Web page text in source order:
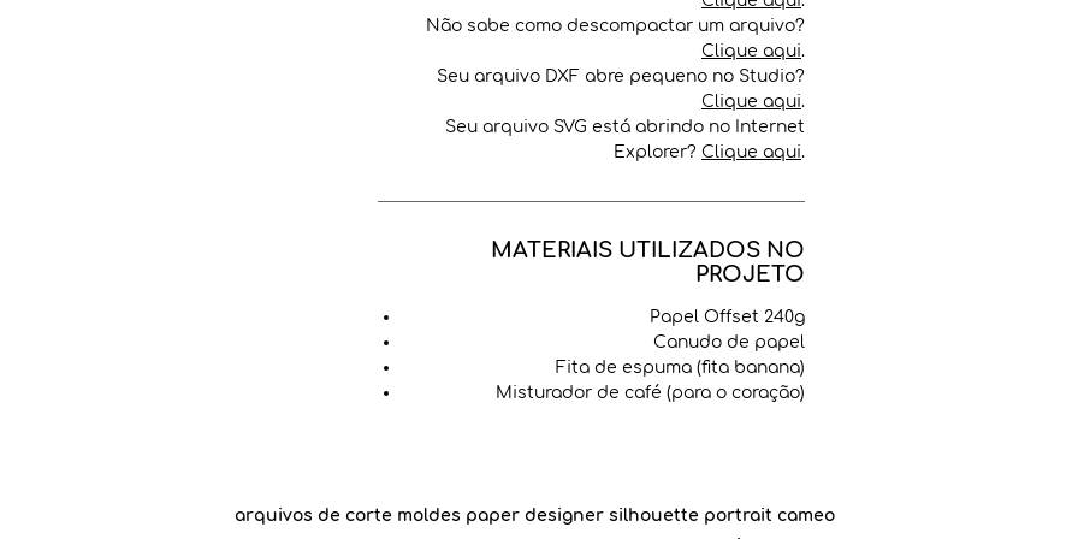
Não sabe como descompactar um arquivo?
Clique aqui.
Seu arquivo DXF abre pequeno no Studio?
Clique aqui.
Seu arquivo SVG está abrindo no Internet
Explorer? Clique aqui.
MATERIAIS UTILIZADOS NO
PROJETO
Papel Offset 240g
Canudo de papel
Fita de espuma (fita banana)
Misturador de café (para o coração)
arquivos de corte moldes paper designer silhouette portrait cameo